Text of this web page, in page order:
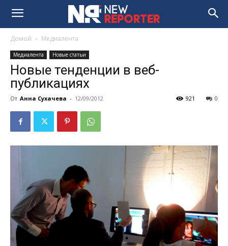
Домой Медиалента
Медиалента Новые статьи
Новые тенденции в веб-
публикациях
От Анна Сухачева - 12/09/2012 0
921